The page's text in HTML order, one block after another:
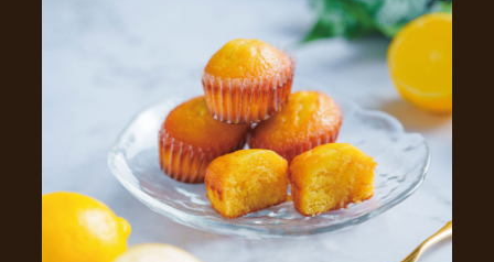
公式オンラインショップ
Yahoo! ショッピング